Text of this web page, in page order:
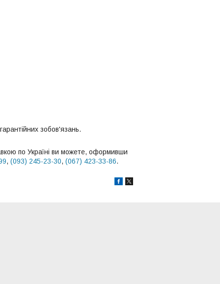
зобов'язань.
по Україні ви можете, оформивши
, (093) 245-23-30, (067) 423-33-86.